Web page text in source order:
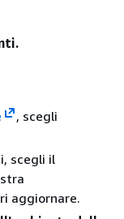
, scegli
scegli il
aggiornare.